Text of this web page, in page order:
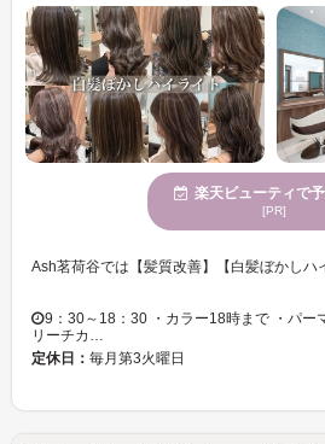
楽天ビューティで
[PR]
9：30～18：30 ・カラー18時まで ・パー
リーチカ…
定休日： 毎月第3火曜日